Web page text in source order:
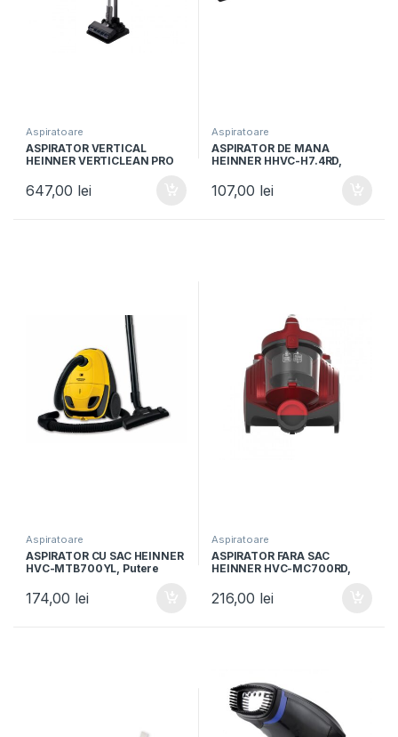
Aspiratoare
ASPIRATOR VERTICAL
HEINNER VERTICLEAN PRO
450W, Acumulator Li-Ion
25.9V, 3 viteze, Filtrare
647,00 lei
Aspiratoare
ASPIRATOR DE MANA
HEINNER HHVC-H7.4RD,
Acumulator 7.4V, Filtru
lavabil, Rosu
107,00 lei
Aspiratoare
ASPIRATOR CU SAC HEINNER
HVC-MTB700YL, Putere
Textil, Galben
174,00 lei
Aspiratoare
ASPIRATOR FARA SAC
HEINNER HVC-MC700RD,
ciclonica, Filtru Hepa 12,
Rosu
216,00 lei